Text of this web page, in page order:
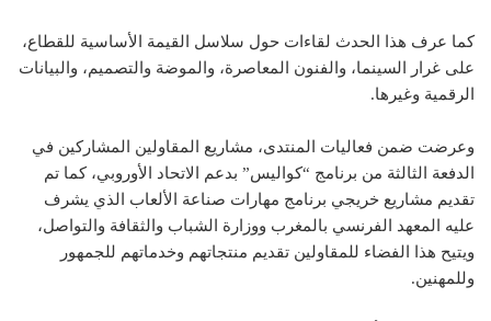
كما عرف هذا الحدث لقاءات حول سلاسل القيمة الأساسية للقطاع،
على غرار السينما، والفنون المعاصرة، والموضة والتصميم، والبيانات
الرقمية وغيرها.
وعرضت ضمن فعاليات المنتدى، مشاريع المقاولين المشاركين في
الدفعة الثالثة من برنامج “كواليس” بدعم الاتحاد الأوروبي، كما تم
تقديم مشاريع خريجي برنامج مهارات صناعة الألعاب الذي يشرف
عليه المعهد الفرنسي بالمغرب ووزارة الشباب والثقافة والتواصل،
ويتيح هذا الفضاء للمقاولين تقديم منتجاتهم وخدماتهم للجمهور
وللمهنين.